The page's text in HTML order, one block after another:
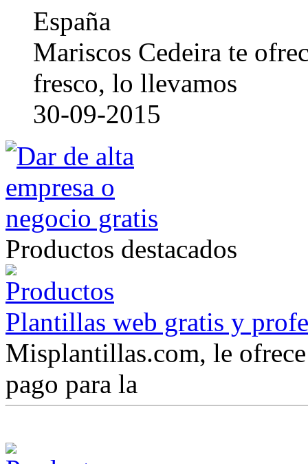
España
Mariscos Cedeira te
fresco, lo llevamos
30-09-2015
Productos destacados
Plantillas web gratis y
Misplantillas.com, le
pago para la